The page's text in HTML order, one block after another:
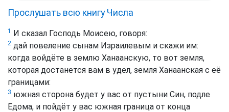
Прослушать всю книгу Числа
1 И сказал Господь Моисею, говоря:
2 дай повеление сынам Израилевым и скажи им:
когда войдёте в землю Ханаанскую, то вот земля,
которая достанется вам в удел, земля Ханаанская с её
границами:
3 южная сторона будет у вас от пустыни Син, подле
Едома, и пойдёт у вас южная граница от конца